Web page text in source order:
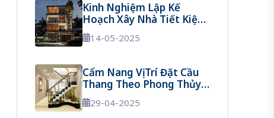
Kinh Nghiệm Lập Kế
Hoạch Xây Nhà Tiết Kiệm
Chi Phí: Hướng Dẫn Chi
Tiết Từ A Đến Z
14-05-2025
Cẩm Nang Vị Trí Đặt Cầu
Thang Theo Phong Thủy
Để Tránh Vận Xui
29-04-2025